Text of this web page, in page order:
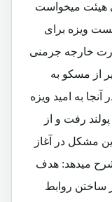
هیئت میخواست
ویزه برای
خارجه جرمنی
از مسکو به
به امید ویزه
پولند رفت و از
مشکل در آغاز
شرح میدهد: هدف
ساختن روابط